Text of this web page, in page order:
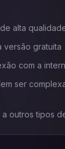
alta
versão gratuita
com a
ser
outros tipos